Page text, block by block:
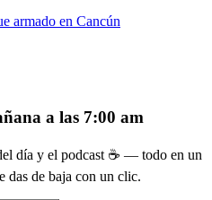
armado en Cancún
a las 7:00 am
día y el podcast ☕ — todo en un
das de baja con un clic.